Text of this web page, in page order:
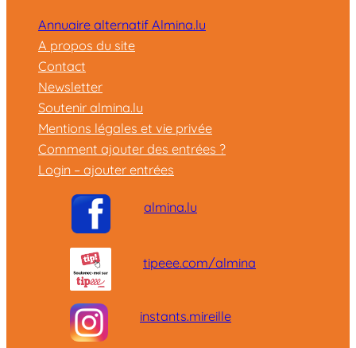
Annuaire alternatif Almina.lu
A propos du site
Contact
Newsletter
Soutenir almina.lu
Mentions légales et vie privée
Comment ajouter des entrées ?
Login – ajouter entrées
almina.lu
tipeee.com/almina
instants.mireille